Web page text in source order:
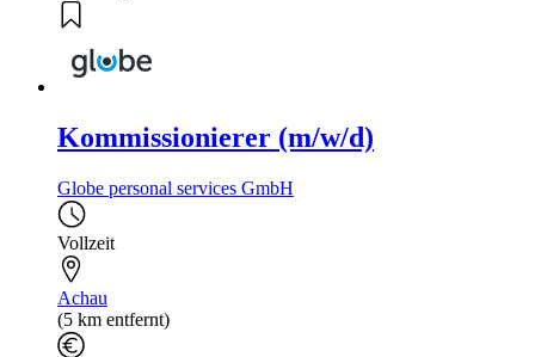
Kommissionierer (m/w/d)
Globe personal services GmbH
Vollzeit
Achau
(5 km entfernt)